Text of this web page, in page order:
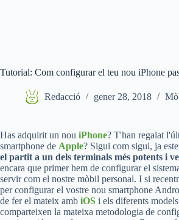
Tutorial: Com configurar el teu nou iPhone
Redacció gener 28, 2018
Has adquirit un nou iPhone? T'han regalat
smartphone de Apple? Sigui com sigui, ja
el partit a un dels terminals més potents i
encara que primer hem de configurar el
servir com el nostre mòbil personal. I si
per configurar el vostre nou smartphone
de fer el mateix amb iOS i els diferents
comparteixen la mateixa metodologia de